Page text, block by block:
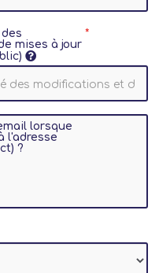
mises à jour
lorsque
l'adresse
?